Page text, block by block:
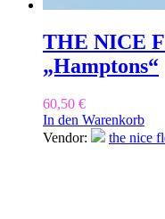
THE NICE
„Hamptons“
60,50 €
In den Warenkorb
Vendor:
the nice